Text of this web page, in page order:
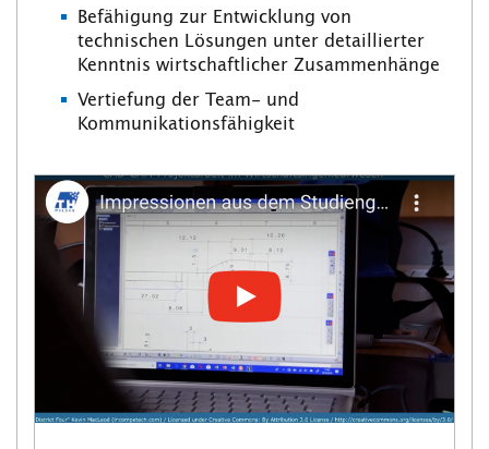
Befähigung zur Entwicklung von
technischen Lösungen unter detaillierter
Kenntnis wirtschaftlicher Zusammenhänge
Vertiefung der Team- und
Kommunikationsfähigkeit